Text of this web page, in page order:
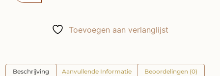
Toevoegen aan verlanglijst
Beschrijving Aanvullende Informatie Beoordelingen (0)